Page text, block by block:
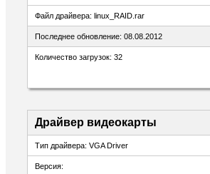
Файл драйвера: linux_RAID.rar
Последнее обновление: 08.08.2012
Количество загрузок: 32
Драйвер видеокарты
Тип драйвера: VGA Driver
Версия: